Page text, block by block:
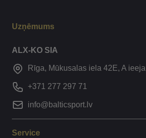
Uzņēmums
ALX-KO SIA
Rīga, Mūkusalas iela 42E, A ieeja
+371 277 297 71
info@balticsport.lv
Service